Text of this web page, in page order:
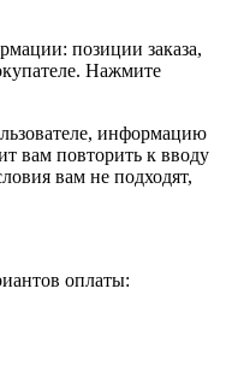
позиции заказа,
Нажмите
информацию
вам повторить к вводу
вам не подходят,
оплаты: